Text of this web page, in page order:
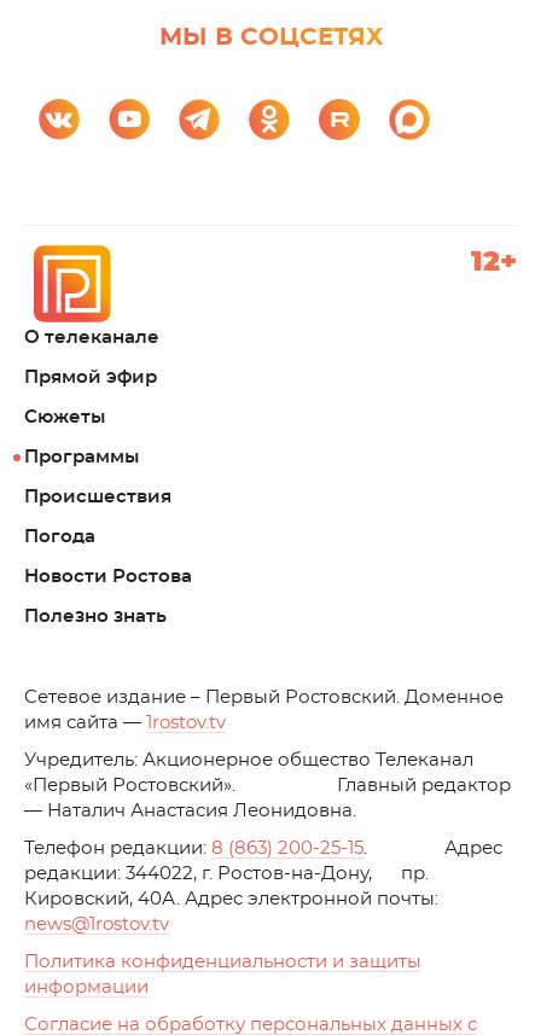
МЫ В СОЦСЕТЯХ
О телеканале
Прямой эфир
Сюжеты
Программы
Происшествия
Погода
Новости Ростова
Полезно знать
12+
Cетевое издание – Первый Ростовский. Доменное
имя сайта —
1rostov.tv
Учредитель: Акционерное общество Телеканал
«Первый Ростовский». Главный редактор
— Наталич Анастасия Леонидовна.
Телефон редакции: 8 (863) 200-25-15. Адрес
редакции: 344022, г. Ростов-на-Дону, пр.
Кировский, 40А. Адрес электронной почты:
news@1rostov.tv
Политика конфиденциальности и защиты
информации
Согласие на обработку персональных данных с